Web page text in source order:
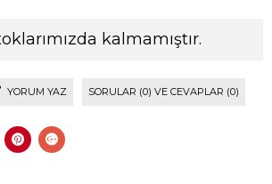
kalmamıştır.
YORUM YAZ SORULAR (0) VE CEVAPLAR (0)